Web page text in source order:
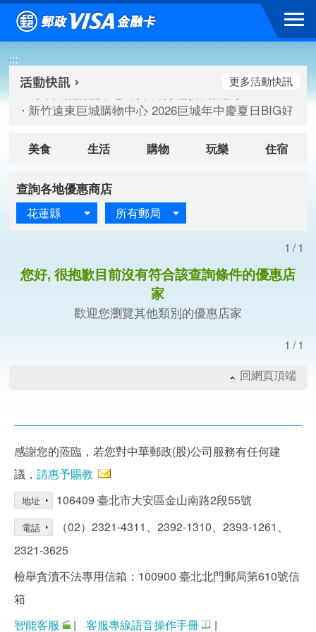
跳到主要內容區塊
:::
高雄大樂購物中心 刷卡郵好禮(活動期間：115/08/07-
臺北三創生活 有點東西第2波 刷卡郵好禮(活動期間：
高雄大樂購物中心 刷卡郵好禮(活動期間：115/08/07-
新竹遠東巨城購物中心 2026巨城年中慶夏日BIG好刷(
更多活動快訊
美食 生活 購物 玩樂 住宿
查詢各地優惠商店
花蓮縣 所有郵局
1/1
您好, 很抱歉目前沒有符合該查詢條件的優惠店
家
歡迎您瀏覽其他類別的優惠店家
1/1
回網頁頂端
感謝您的蒞臨，若您對中華郵政(股)公司服務有任何建
議， 請惠予賜教
地址 106409 臺北市大安區金山南路2段55號
電話
（02）2321-4311、2392-1310、2393-1261、
2321-3625
檢舉貪瀆不法專用信箱：100900 臺北北門郵局第610號信
箱
智能客服
| 客服專線語音操作手冊 |